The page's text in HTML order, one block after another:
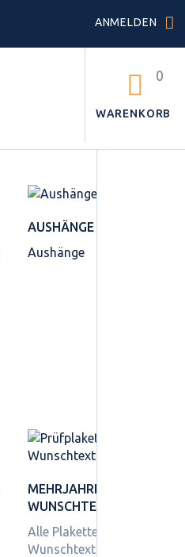
ANMELDEN
WARENKORB
0
AUSHÄNGE
Aushänge
MEHRJAHRES­PLAKETTEN
WUNSCHTEXT
Alle Plaketten mit
Wunschtext und